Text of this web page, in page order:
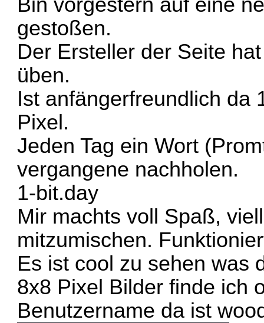
gestoßen.
Der Ersteller der Seite
üben.
Ist anfängerfreundlich da
Pixel.
Jeden Tag ein Wort
vergangene nachholen.
1-bit.day
Mir machts voll Spaß,
mitzumischen.
Es ist cool zu sehen was
8x8 Pixel Bilder finde ich
Benutzername da ist